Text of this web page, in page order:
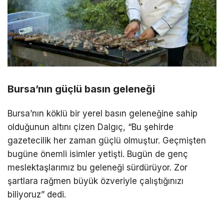
Bursa’nın güçlü basın geleneği
Bursa’nın köklü bir yerel basın geleneğine sahip
olduğunun altını çizen Dalgıç, “Bu şehirde
gazetecilik her zaman güçlü olmuştur. Geçmişten
bugüne önemli isimler yetişti. Bugün de genç
meslektaşlarımız bu geleneği sürdürüyor. Zor
şartlara rağmen büyük özveriyle çalıştığınızı
biliyoruz” dedi.